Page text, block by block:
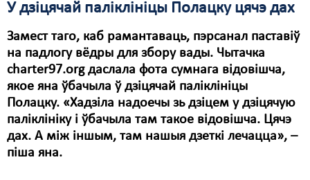
У дзіцячай паліклініцы Полацку цячэ дах
Замест таго, каб рамантаваць, пэрсанал паставіў
на падлогу вёдры для збору вады. Чытачка
charter97.org даслала фота сумнага відовішча,
якое яна ўбачыла ў дзіцячай паліклініцы
Полацку. «Хадзіла надоечы зь дзіцем у дзіцячую
паліклініку і ўбачыла там такое відовішча. Цячэ
дах. А між іншым, там нашыя дзеткі лечацца», –
піша яна.